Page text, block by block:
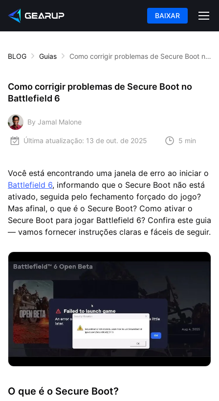
BAIXAR
BLOG Guias Como corrigir problemas de Secure Boot no Battlefield 6
Como corrigir problemas de Secure Boot no
Battlefield 6
By Jamal Malone
Última atualização: 13 de out. de 2025 5 min
Você está encontrando uma janela de erro ao iniciar o
Battlefield 6, informando que o Secure Boot não está
ativado, seguida pelo fechamento forçado do jogo?
Mas afinal, o que é o Secure Boot? Como ativar o
Secure Boot para jogar Battlefield 6? Confira este guia
— vamos fornecer instruções claras e fáceis de seguir.
O que é o Secure Boot?